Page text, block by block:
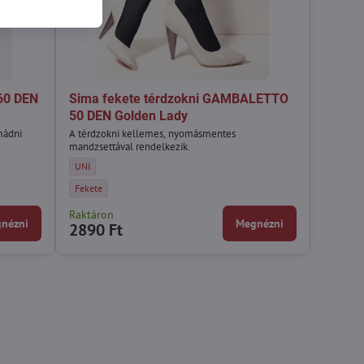
DEN
Sima fekete térdzokni GAMBALETTO
50 DEN Golden Lady
A térdzokni kellemes, nyomásmentes
mandzsettával rendelkezik.
Sima fekete térdzokni GAMBALETTO 50 DEN Golden Lady - Méret:
UNI
Sima fekete térdzokni GAMBALETTO 50 DEN Golden Lady - Szín:
Fekete
Raktáron
2890 Ft Megnézni